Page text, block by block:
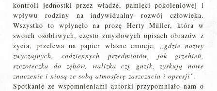
kontroli jednostki przez władze, pamięci pokoleniowej i
wpływu rodziny na indywidualny rozwój człowieka.
Wszystko to wpłynęło na prozę Herty Müller, która w
swoich osobliwych, często zmysłowych opisach obrazów z
życia, przelewa na papier własne emocje, „ gdzie nazwy
zwyczajnych, codziennych przedmiotów, jak grzebień,
szczoteczka do zębów, walizka czy guzik, zyskują nowe
znaczenie i niosą ze sobą atmosferę zaszczucia i opresji”.
Spotkanie ze wspomnieniami autorki przypomniało nam o